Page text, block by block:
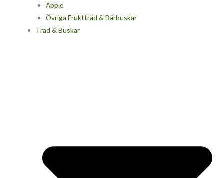
Äpple
Övriga Fruktträd & Bärbuskar
Träd & Buskar